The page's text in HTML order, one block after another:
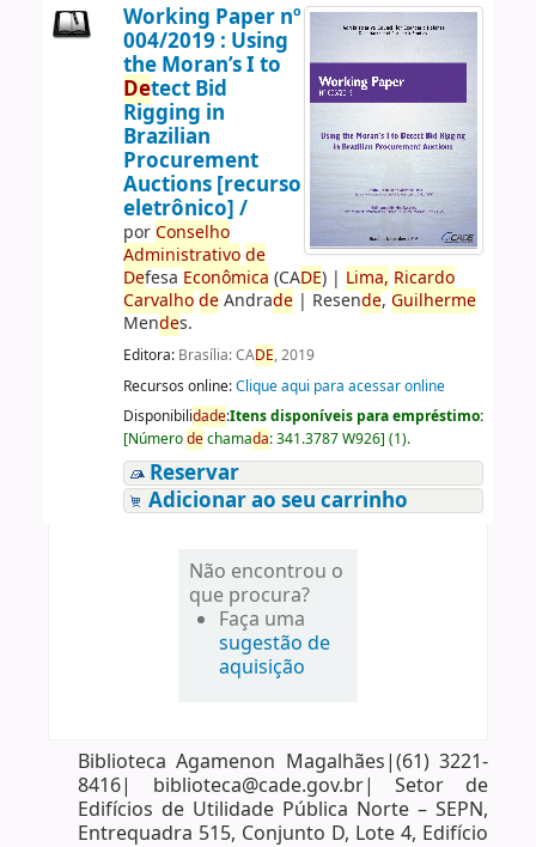
Working Paper nº
004/2019 : Using
the Moran’s I to
Detect Bid
Rigging in
Brazilian
Procurement
Auctions [recurso
eletrônico] /
porConselho
Administrativo de
Defesa Econômica (CADE)| Lima, Ricardo
Carvalho deAndrade| Resende, Guilherme
Mendes.
Editora: Brasília: CADE, 2019
Recursos online:Clique aqui para acessar online
Disponibilidade:Itens disponíveis para empréstimo:
[Númerodechamada:341.3787 W926] (1).
Reservar
Adicionar ao seu carrinho
Não encontrou o
que procura?
Faça uma
sugestão de
aquisição
Biblioteca Agamenon Magalhães|(61) 3221-
8416| biblioteca@cade.gov.br| Setor de
Edifícios de Utilidade Pública Norte – SEPN,
Entrequadra 515, Conjunto D, Lote 4, Edifício